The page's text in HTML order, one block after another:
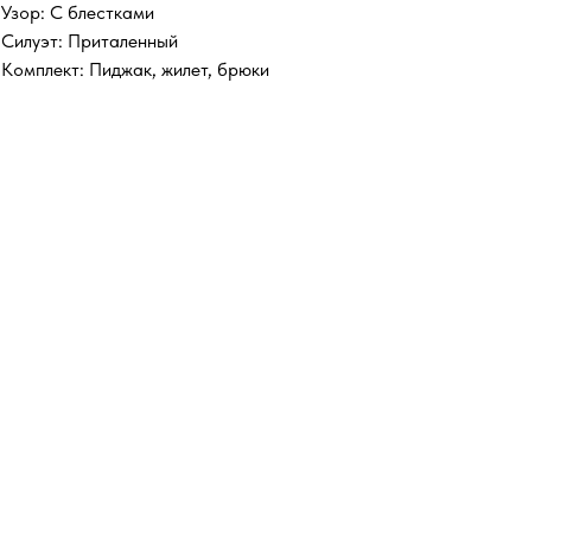
Узор: С блестками
Силуэт: Приталенный
Комплект: Пиджак, жилет, брюки